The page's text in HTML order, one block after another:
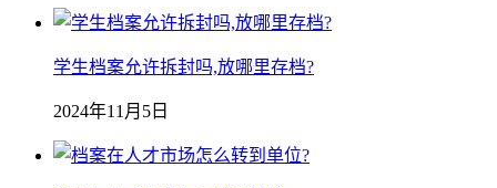
学生档案允许拆封吗,放哪里存档?
2024年11月5日